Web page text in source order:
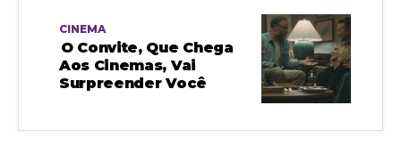
CINEMA
O Convite, Que Chega
Aos Cinemas, Vai
Surpreender Você